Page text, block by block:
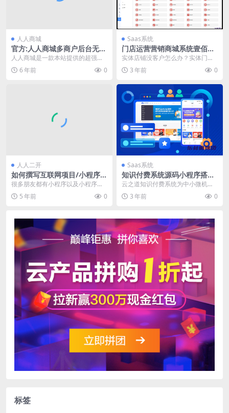
人人商城
官方:人人商城多商户后台无法
上传图片问题怎么解决?
人人商城是一款本站提供的超强大
全功能微信公众号商城+小程序商城
系统，系统拥有上千...
6 年前 0
Saas系统
门店运营营销商城系统壹佰智
慧门店V3全功能全端全插件正
版源码SAAS账号
实体店铺没客户怎么办？实体门店
如何开展获客运营？壹佰智慧门店V
3实现全场景、全渠...
3 年前 0
人人二开
如何撰写互联网项目/小程序开
发需求文档？
很多朋友都有小程序以及小程序商
城等互联网项目的开发需求，但是
沟通过程中发现大家都...
5 年前 0
Saas系统
知识付费系统源码小程序搭建
云之道知识付费V3坑位saas账
号
云之道知识付费系统为中小微机
构、个人创业者提供知识付费一站
式解决方案，把用户沉淀...
3 年前 0
标签